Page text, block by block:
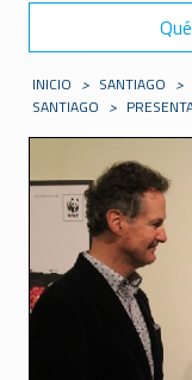
INICIO > SANTIAGO >
SANTIAGO >